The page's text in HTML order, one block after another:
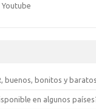
Youtube
buenos, bonitos y
en algunos